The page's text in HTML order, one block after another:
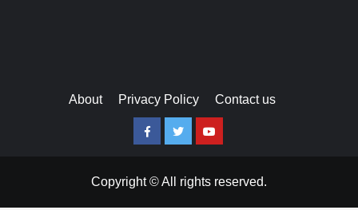
About Privacy Policy Contact us
FacebookTwitterYoutube
Copyright © All rights reserved.